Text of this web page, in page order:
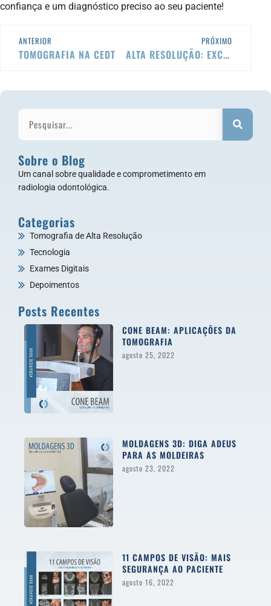
confiança e um diagnóstico preciso ao seu paciente!
ANTERIOR
TOMOGRAFIA NA CEDT
PRÓXIMO
ALTA RESOLUÇÃO: EXCELÊNCIA EM IMAGENS
Sobre o Blog
Um canal sobre qualidade e comprometimento em
radiologia odontológica.
Categorias
Tomografia de Alta Resolução
Tecnologia
Exames Digitais
Depoimentos
Posts Recentes
CONE BEAM: APLICAÇÕES DA
TOMOGRAFIA
agosto 25, 2022
MOLDAGENS 3D: DIGA ADEUS
PARA AS MOLDEIRAS
agosto 23, 2022
11 CAMPOS DE VISÃO: MAIS
SEGURANÇA AO PACIENTE
agosto 16, 2022